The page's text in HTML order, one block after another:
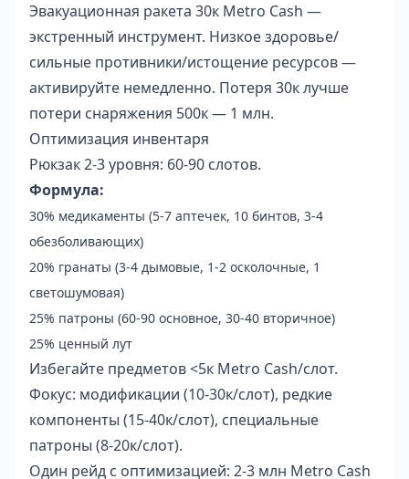
Эвакуационная ракета 30к Metro Cash —
экстренный инструмент. Низкое здоровье/
сильные противники/истощение ресурсов —
активируйте немедленно. Потеря 30к лучше
потери снаряжения 500к — 1 млн.
Оптимизация инвентаря
Рюкзак 2-3 уровня: 60-90 слотов.
Формула:
30% медикаменты (5-7 аптечек, 10 бинтов, 3-4
обезболивающих)
20% гранаты (3-4 дымовые, 1-2 осколочные, 1
светошумовая)
25% патроны (60-90 основное, 30-40 вторичное)
25% ценный лут
Избегайте предметов <5к Metro Cash/слот.
Фокус: модификации (10-30к/слот), редкие
компоненты (15-40к/слот), специальные
патроны (8-20к/слот).
Один рейд с оптимизацией: 2-3 млн Metro Cash